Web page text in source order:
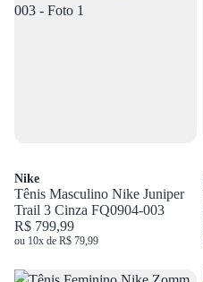
Nike
Tênis Masculino Nike Juniper
Trail 3 Cinza FQ0904-003
R$ 799,99
ou 10x de R$ 79,99